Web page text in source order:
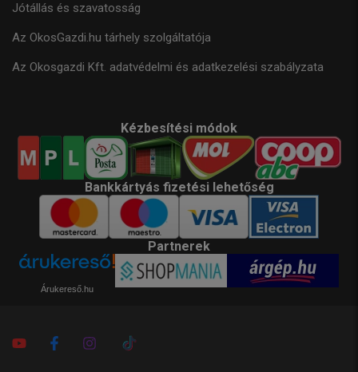
Jótállás és szavatosság
Az OkosGazdi.hu tárhely szolgáltatója
Az Okosgazdi Kft. adatvédelmi és adatkezelési szabályzata
Kézbesítési módok
Bankkártyás fizetési lehetőség
Partnerek
Árukereső.hu